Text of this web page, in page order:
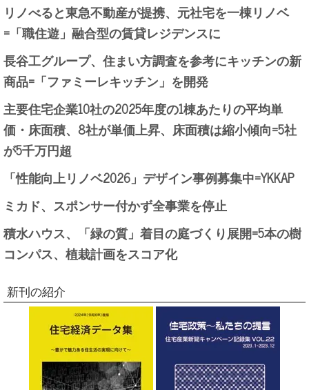
リノべると東急不動産が提携、元社宅を一棟リノベ
=「職住遊」融合型の賃貸レジデンスに
長谷工グループ、住まい方調査を参考にキッチンの新
商品=「ファミーレキッチン」を開発
主要住宅企業10社の2025年度の1棟あたりの平均単
価・床面積、8社が単価上昇、床面積は縮小傾向=5社
が5千万円超
「性能向上リノベ2026」デザイン事例募集中=YKKAP
ミカド、スポンサー付かず全事業を停止
積水ハウス、「緑の質」着目の庭づくり展開=5本の樹
コンパス、植栽計画をスコア化
新刊の紹介